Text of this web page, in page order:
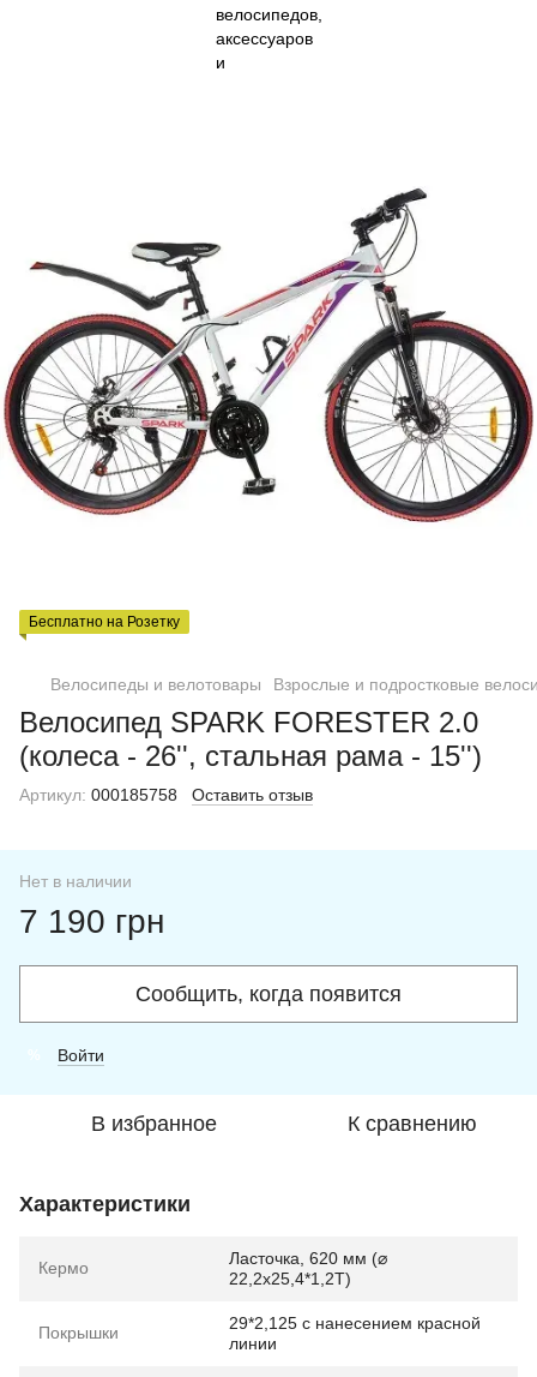
Бесплатно на Розетку
Велосипеды и велотовары Взрослые и подростковые
Велосипед SPARK FORESTER 2.0
(колеса - 26'', стальная рама - 15'')
Артикул: 000185758 Оставить отзыв
Нет в наличии
7 190 грн
Сообщить, когда появится
Войти
В избранное К сравнению
Характеристики
Кермо
Ласточка, 620 мм (⌀
22,2х25,4*1,2Т)
Покрышки
29*2,125 с нанесением красной
линии